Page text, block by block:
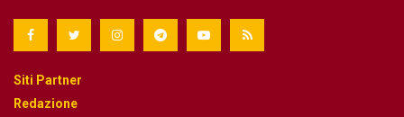
Siti Partner
Redazione